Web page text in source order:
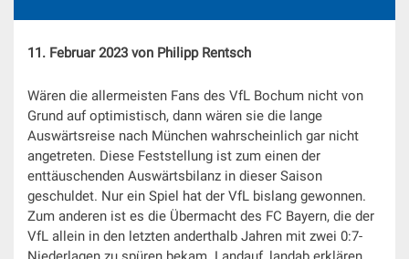
11. Februar 2023 von Philipp Rentsch
Wären die allermeisten Fans des VfL Bochum nicht von
Grund auf optimistisch, dann wären sie die lange
Auswärtsreise nach München wahrscheinlich gar nicht
angetreten. Diese Feststellung ist zum einen der
enttäuschenden Auswärtsbilanz in dieser Saison
geschuldet. Nur ein Spiel hat der VfL bislang gewonnen.
Zum anderen ist es die Übermacht des FC Bayern, die der
VfL allein in den letzten anderthalb Jahren mit zwei 0:7-